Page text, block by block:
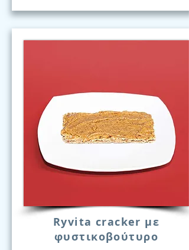
Ryvita cracker με
φυστικοβούτυρο